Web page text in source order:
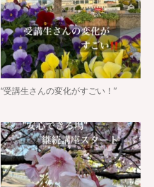
“受講生さんの変化がすごい！”